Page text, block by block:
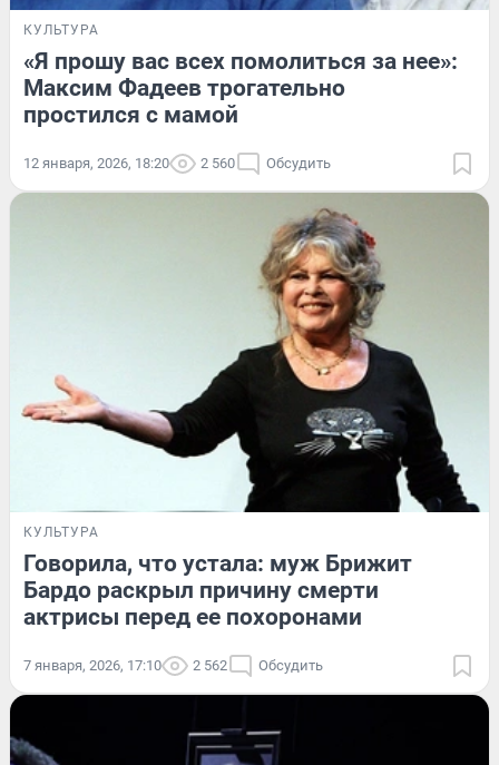
КУЛЬТУРА
«Я прошу вас всех помолиться за нее»:
Максим Фадеев трогательно
простился с мамой
12 января, 2026, 18:20 2 560 Обсудить
КУЛЬТУРА
Говорила, что устала: муж Брижит
Бардо раскрыл причину смерти
актрисы перед ее похоронами
7 января, 2026, 17:10 2 562 Обсудить